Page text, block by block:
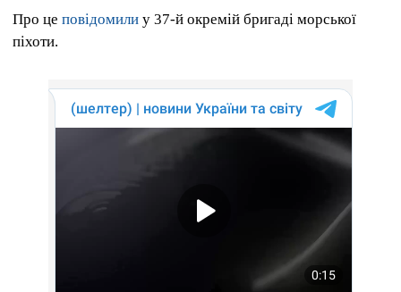
Про це повідомили у 37-й окремій бригаді морської
піхоти.